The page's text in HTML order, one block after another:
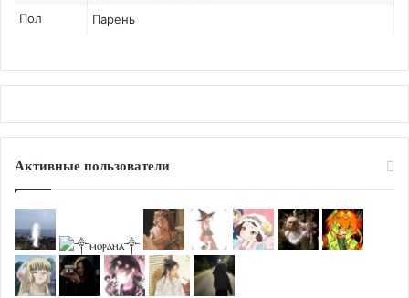
Пол
Парень
Активные пользователи